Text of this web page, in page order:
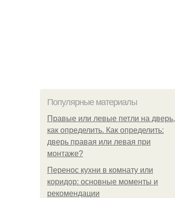
Популярные материалы
Правые или левые петли на дверь,
как определить. Как определить:
дверь правая или левая при
монтаже?
Перенос кухни в комнату или
коридор: основные моменты и
рекомендации